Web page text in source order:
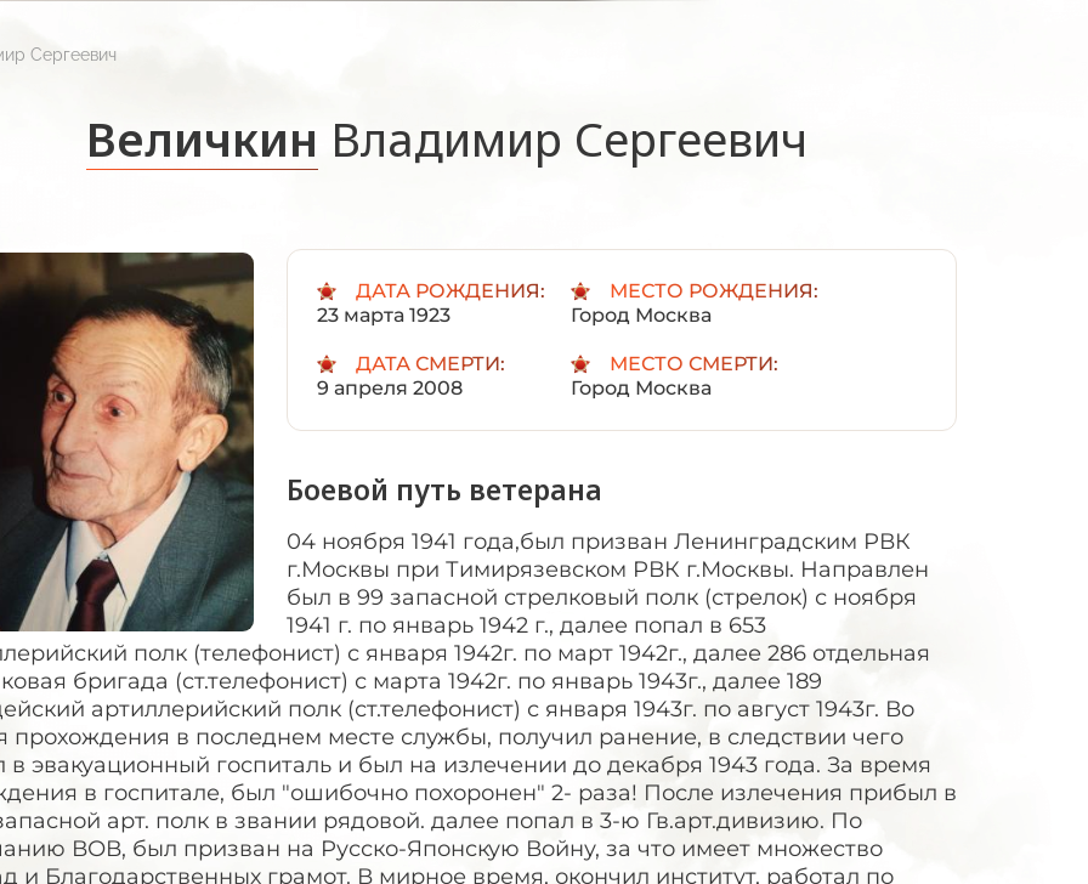
Сергеевич
Величкин Владимир Сергеевич
ДАТА РОЖДЕНИЯ:
23 марта 1923
МЕСТО РОЖДЕНИЯ:
Город Москва
ДАТА СМЕРТИ:
9 апреля 2008
МЕСТО СМЕРТИ:
Город Москва
Боевой путь ветерана
04 ноября 1941 года,был призван Ленинградским РВК
г.Москвы при Тимирязевском РВК г.Москвы. Направлен
был в 99 запасной стрелковый полк (стрелок) с ноября
1941 г. по январь 1942 г., далее попал в 653
полк (телефонист) с января 1942г. по март 1942г., далее 286 отдельная
бригада (ст.телефонист) с марта 1942г. по январь 1943г., далее 189
артиллерийский полк (ст.телефонист) с января 1943г. по август 1943г. Во
прохождения в последнем месте службы, получил ранение, в следствии чего
в эвакуационный госпиталь и был на излечении до декабря 1943 года. За время
в госпитале, был "ошибочно похоронен" 2- раза! После излечения прибыл в
арт. полк в звании рядовой. далее попал в 3-ю Гв.арт.дивизию. По
ВОВ, был призван на Русско-Японскую Войну, за что имеет множество
и Благодарственных грамот. В мирное время, окончил институт, работал по